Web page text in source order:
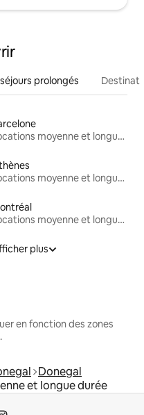
prolongés
Locations moyenne et longue durée
Locations moyenne et longue durée
Locations moyenne et longue durée
plus
en fonction des zones
Donegal
et longue durée